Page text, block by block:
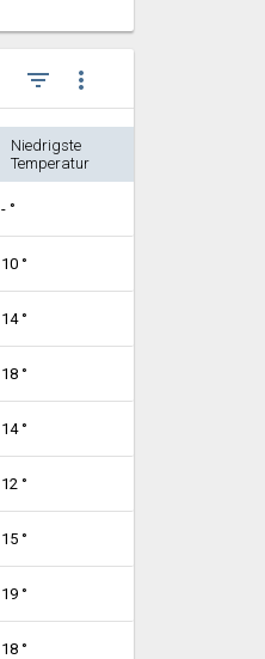
filter_list more_vert
Niedrigste
Temperatur
- °
10 °
14 °
18 °
14 °
12 °
15 °
19 °
18 °